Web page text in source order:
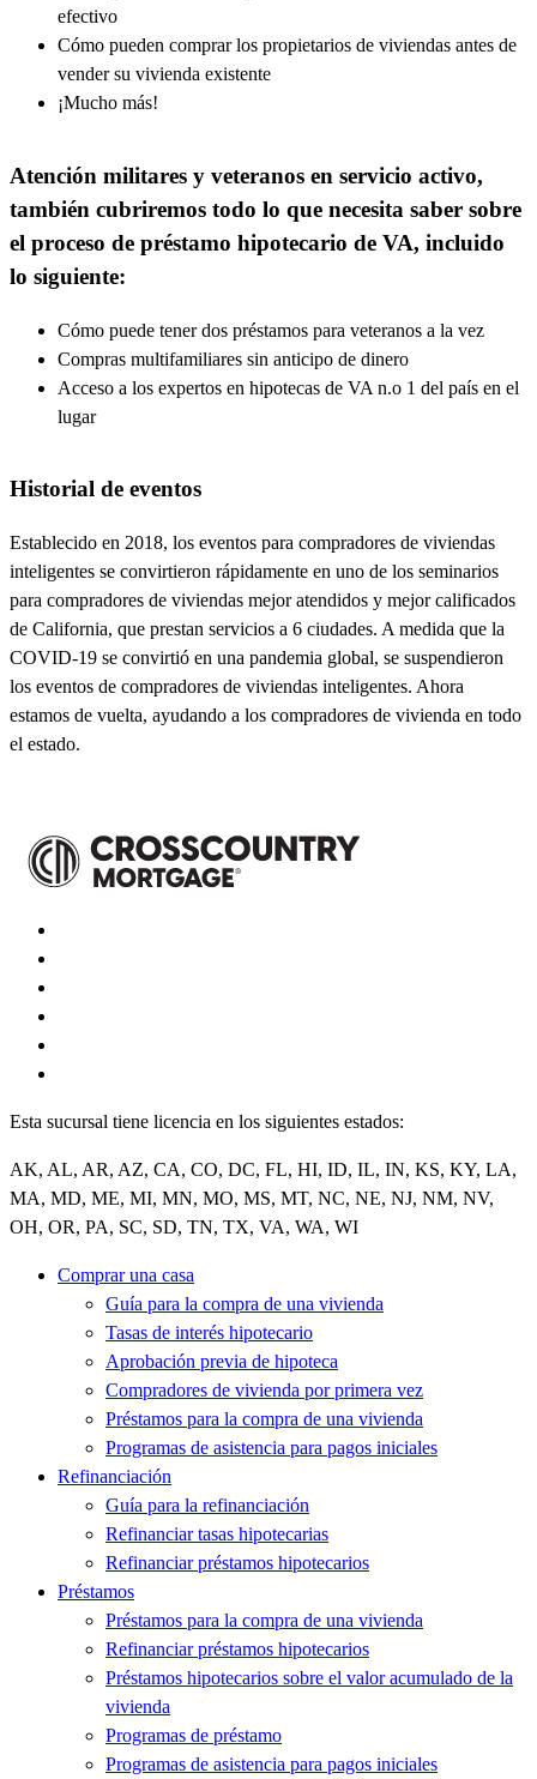
efectivo
Cómo pueden comprar los propietarios de viviendas antes de
vender su vivienda existente
¡Mucho más!
Atención militares y veteranos en servicio activo,
también cubriremos todo lo que necesita saber sobre
el proceso de préstamo hipotecario de VA, incluido
lo siguiente:
Cómo puede tener dos préstamos para veteranos a la vez
Compras multifamiliares sin anticipo de dinero
Acceso a los expertos en hipotecas de VA n.o 1 del país en el
lugar
Historial de eventos
Establecido en 2018, los eventos para compradores de viviendas
inteligentes se convirtieron rápidamente en uno de los seminarios
para compradores de viviendas mejor atendidos y mejor calificados
de California, que prestan servicios a 6 ciudades. A medida que la
COVID-19 se convirtió en una pandemia global, se suspendieron
los eventos de compradores de viviendas inteligentes. Ahora
estamos de vuelta, ayudando a los compradores de vivienda en todo
el estado.
Esta sucursal tiene licencia en los siguientes estados:
AK, AL, AR, AZ, CA, CO, DC, FL, HI, ID, IL, IN, KS, KY, LA,
MA, MD, ME, MI, MN, MO, MS, MT, NC, NE, NJ, NM, NV,
OH, OR, PA, SC, SD, TN, TX, VA, WA, WI
Comprar una casa
Guía para la compra de una vivienda
Tasas de interés hipotecario
Aprobación previa de hipoteca
Compradores de vivienda por primera vez
Préstamos para la compra de una vivienda
Programas de asistencia para pagos iniciales
Refinanciación
Guía para la refinanciación
Refinanciar tasas hipotecarias
Refinanciar préstamos hipotecarios
Préstamos
Préstamos para la compra de una vivienda
Refinanciar préstamos hipotecarios
Préstamos hipotecarios sobre el valor acumulado de la
vivienda
Programas de préstamo
Programas de asistencia para pagos iniciales